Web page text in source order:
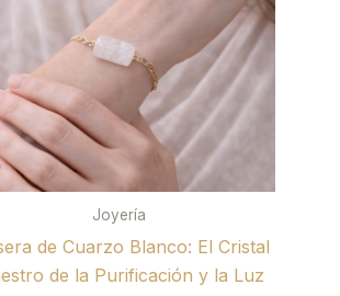
Joyería
de Cuarzo Blanco: El Cristal
de la Purificación y la Luz